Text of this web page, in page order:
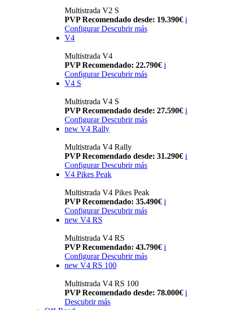
Multistrada V2 S
PVP Recomendado desde: 19.390€ i
Configurar Descubrir más
V4
Multistrada V4
PVP Recomendado: 22.790€ i
Configurar Descubrir más
V4 S
Multistrada V4 S
PVP Recomendado desde: 27.590€ i
Configurar Descubrir más
new V4 Rally
Multistrada V4 Rally
PVP Recomendado desde: 31.290€ i
Configurar Descubrir más
V4 Pikes Peak
Multistrada V4 Pikes Peak
PVP Recomendado: 35.490€ i
Configurar Descubrir más
new V4 RS
Multistrada V4 RS
PVP Recomendado: 43.790€ i
ConfigurarDescubrir más
new V4 RS 100
Multistrada V4 RS 100
PVP Recomendado desde: 78.000€ i
Descubrir más